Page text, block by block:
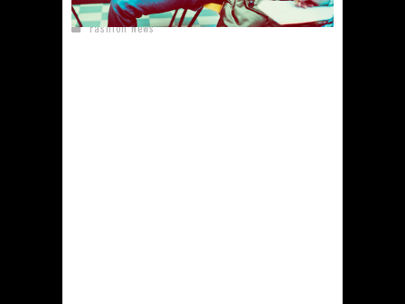
En Mode Fashion
22 juin 2012
Fashion News